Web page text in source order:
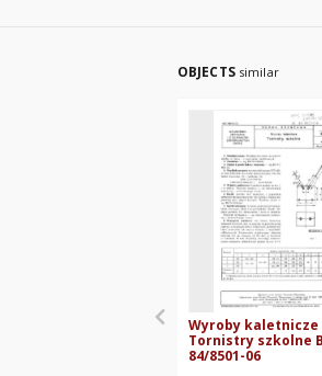
OBJECTS similar
Wyroby kaletnicze
Tornistry szkolne
84/8501-06